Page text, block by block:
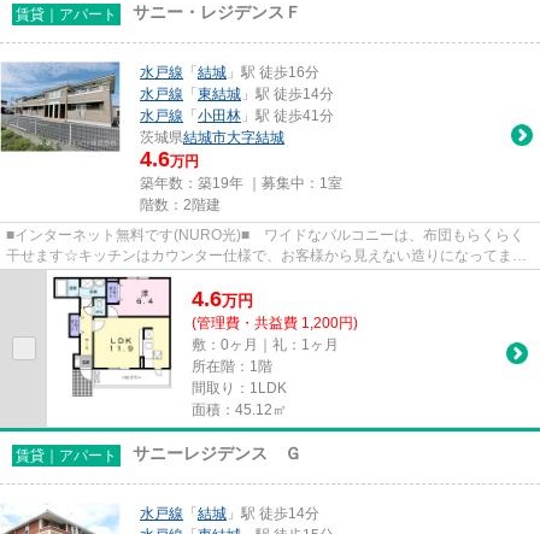
賃貸｜アパート サニー・レジデンスＦ
水戸線 「 結城 」駅 徒歩16分
水戸線 「 東結城 」駅 徒歩14分
水戸線 「 小田林 」駅 徒歩41分
茨城県結城市大字結城
4.6万円
築年数：築19年 ｜募集中： 1室
階数：2階建
■インターネット無料です(NURO光)■ ワイドなバルコニーは、布団もらくらく
干せます☆キッチンはカウンター仕様で、お客様から見えない造りになってま
す！洗髪洗面化粧台・追い焚き・モ...
4.6万円
(管理費・共益費 1,200円)
敷：0ヶ月｜礼：1ヶ月
所在階：1階
間取り：1LDK
面積：45.12㎡
賃貸｜アパート サニーレジデンス Ｇ
水戸線 「 結城 」駅 徒歩14分